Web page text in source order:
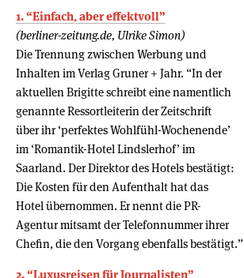
1. “Einfach, aber effektvoll”
(berliner-zeitung.de, Ulrike Simon)
Die Trennung zwischen Werbung und
Inhalten im Verlag Gruner + Jahr. “In der
aktuellen Brigitte schreibt eine namentlich
genannte Ressortleiterin der Zeitschrift
über ihr ‘perfektes Wohlfühl-Wochenende’
im ‘Romantik-Hotel Lindslerhof’ im
Saarland. Der Direktor des Hotels bestätigt:
Die Kosten für den Aufenthalt hat das
Hotel übernommen. Er nennt die PR-
Agentur mitsamt der Telefonnummer ihrer
Chefin, die den Vorgang ebenfalls bestätigt.”
2. “Luxusreisen für Journalisten”